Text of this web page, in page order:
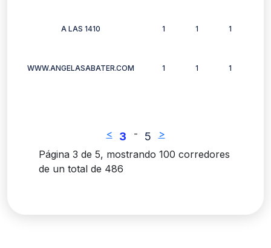
A LAS 1410 1 1 1
WWW.ANGELASABATER.COM 1 1 1
< 3 - 5
>
Página 3 de 5, mostrando 100 corredores
de un total de 486